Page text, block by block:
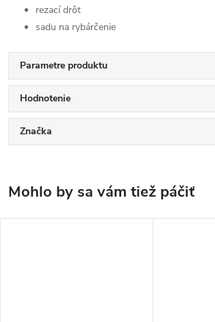
rezací drôt
sadu na rybárčenie
Parametre produktu
Hodnotenie
Značka